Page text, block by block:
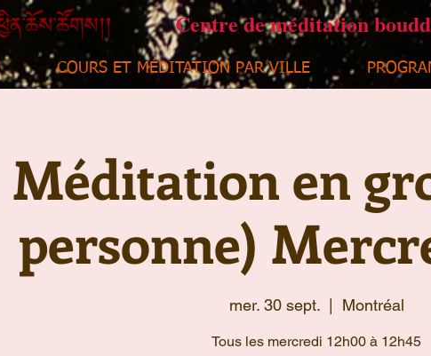
Centre de méditation
COURS ET MÉDITATION PAR VILLE
Méditation en
personne)
mer. 30 sept.
  |
Montréal
Tous les mercredi 12h00 à 12h45